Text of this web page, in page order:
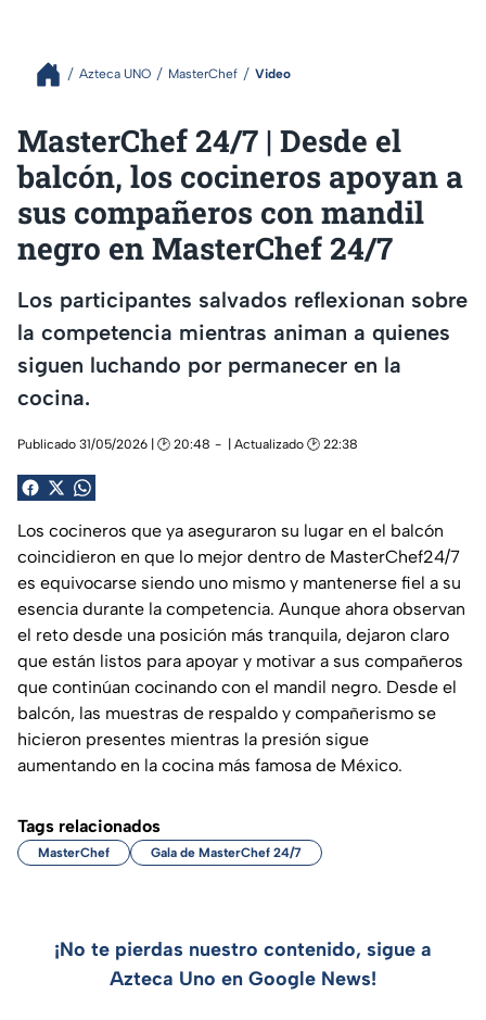
Azteca UNO MasterChef Video
MasterChef 24/7 | Desde el
balcón, los cocineros apoyan a
sus compañeros con mandil
negro en MasterChef 24/7
Los participantes salvados reflexionan sobre
la competencia mientras animan a quienes
siguen luchando por permanecer en la
cocina.
Publicado 31/05/2026 | 🕑 20:48 | Actualizado 🕑 22:38
Los cocineros que ya aseguraron su lugar en el balcón
coincidieron en que lo mejor dentro de MasterChef24/7
es equivocarse siendo uno mismo y mantenerse fiel a su
esencia durante la competencia. Aunque ahora observan
el reto desde una posición más tranquila, dejaron claro
que están listos para apoyar y motivar a sus compañeros
que continúan cocinando con el mandil negro. Desde el
balcón, las muestras de respaldo y compañerismo se
hicieron presentes mientras la presión sigue
aumentando en la cocina más famosa de México.
Tags relacionados
MasterChef Gala de MasterChef 24/7
¡No te pierdas nuestro contenido, sigue a
Azteca Uno en Google News!